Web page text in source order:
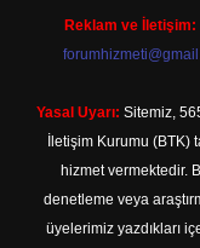
Reklam ve İletişim:
Yasal Uyarı: Sitemiz,
İletişim Kurumu (BTK)
hizmet vermektedir.
denetleme veya
üyelerimiz yazdıkları